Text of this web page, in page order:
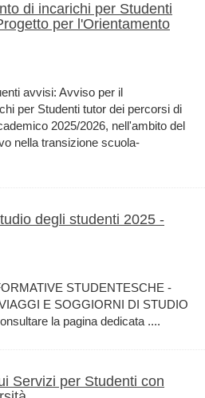
di incarichi per Studenti
per l'Orientamento
avvisi: Avviso per il
per Studenti tutor dei percorsi di
2025/2026, nell'ambito del
nella transizione scuola-
degli studenti 2025 -
STUDENTESCHE -
E SOGGIORNI DI STUDIO
la pagina dedicata ....
Servizi per Studenti con